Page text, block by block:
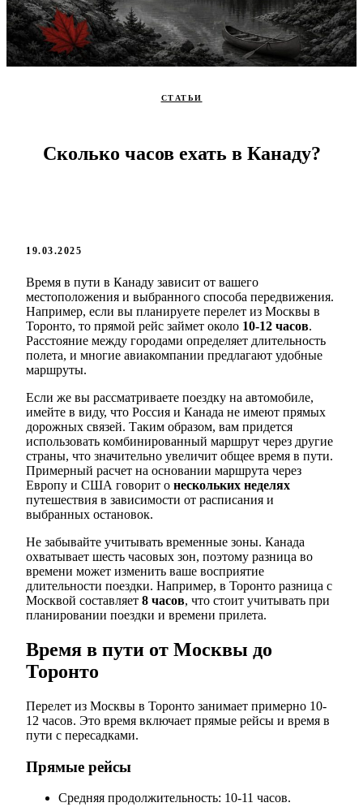
СТАТЬИ
Сколько часов ехать в Канаду?
19.03.2025
Время в пути в Канаду зависит от вашего
местоположения и выбранного способа передвижения.
Например, если вы планируете перелет из Москвы в
Торонто, то прямой рейс займет около 10-12 часов.
Расстояние между городами определяет длительность
полета, и многие авиакомпании предлагают удобные
маршруты.
Если же вы рассматриваете поездку на автомобиле,
имейте в виду, что Россия и Канада не имеют прямых
дорожных связей. Таким образом, вам придется
использовать комбинированный маршрут через другие
страны, что значительно увеличит общее время в пути.
Примерный расчет на основании маршрута через
Европу и США говорит о нескольких неделях
путешествия в зависимости от расписания и
выбранных остановок.
Не забывайте учитывать временные зоны. Канада
охватывает шесть часовых зон, поэтому разница во
времени может изменить ваше восприятие
длительности поездки. Например, в Торонто разница с
Москвой составляет 8 часов, что стоит учитывать при
планировании поездки и времени прилета.
Время в пути от Москвы до
Торонто
Перелет из Москвы в Торонто занимает примерно 10-
12 часов. Это время включает прямые рейсы и время в
пути с пересадками.
Прямые рейсы
Средняя продолжительность: 10-11 часов.